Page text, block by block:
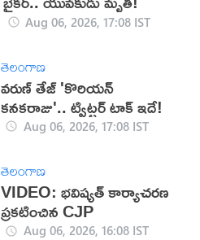
Aug 06, 2026, 17:08 IST
తెలంగాణ
వరుణ్ తేజ్ 'కొరియన్
కనకరాజు'.. ట్విట్టర్ టాక్ ఇదే!
Aug 06, 2026, 17:08 IST
తెలంగాణ
VIDEO: భవిష్యత్ కార్యాచరణ
ప్రకటించిన CJP
Aug 06, 2026, 16:08 IST